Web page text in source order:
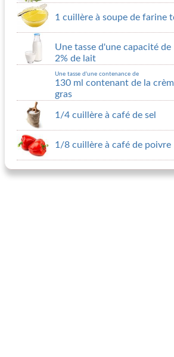
1 cuillère à soupe de farine
Une tasse d'une capacité
2% de lait
Une tasse d'une contenance de
130 ml contenant de la
gras
1/4 cuillère à café de sel
1/8 cuillère à café de poivre